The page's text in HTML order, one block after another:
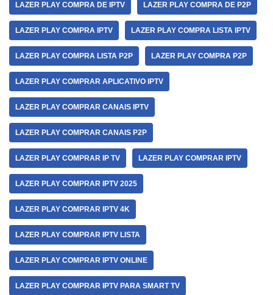
LAZER PLAY COMPRA DE IPTV LAZER PLAY COMPRA DE P2P
LAZER PLAY COMPRA IPTV LAZER PLAY COMPRA LISTA IPTV
LAZER PLAY COMPRA LISTA P2P LAZER PLAY COMPRA P2P
LAZER PLAY COMPRAR APLICATIVO IPTV
LAZER PLAY COMPRAR CANAIS IPTV
LAZER PLAY COMPRAR CANAIS P2P
LAZER PLAY COMPRAR IP TV LAZER PLAY COMPRAR IPTV
LAZER PLAY COMPRAR IPTV 2025
LAZER PLAY COMPRAR IPTV 4K
LAZER PLAY COMPRAR IPTV LISTA
LAZER PLAY COMPRAR IPTV ONLINE
LAZER PLAY COMPRAR IPTV PARA SMART TV